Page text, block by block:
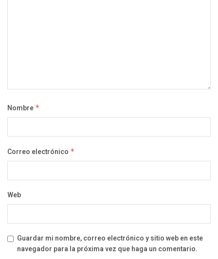
Nombre *
Correo electrónico *
Web
Guardar mi nombre, correo electrónico y sitio web en este
navegador para la próxima vez que haga un comentario.